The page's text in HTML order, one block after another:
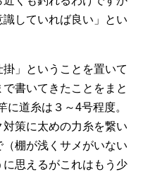
していれば良い」とい
」ということを置いて
書いてきたことをまと
道糸は３～4号程度。
策に太めの力糸を繋い
棚が浅くサメがいない
思えるがこれはもう少